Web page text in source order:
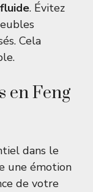
. Évitez
Cela
en Feng
dans le
une émotion
de votre